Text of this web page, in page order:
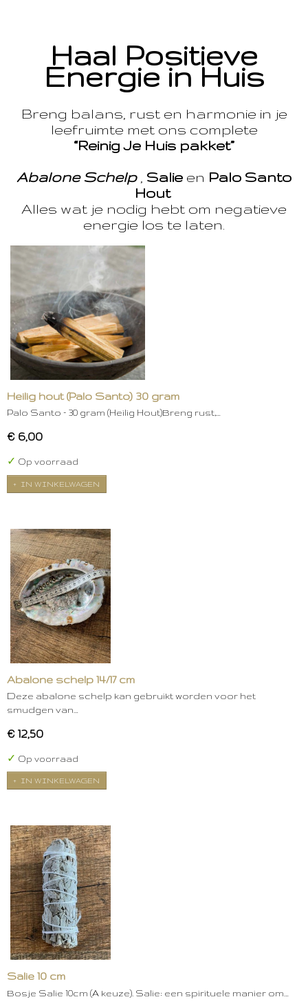
Haal Positieve
Energie in Huis
Breng balans, rust en harmonie in je
leefruimte met ons complete
“Reinig Je Huis pakket”
Abalone Schelp, Salie en Palo Santo
Hout
Alles wat je nodig hebt om negatieve
energie los te laten.
Heilig hout (Palo Santo) 30 gram
Palo Santo – 30 gram (Heilig Hout)Breng rust,…
€ 6,00
✓ Op voorraad
IN WINKELWAGEN
Abalone schelp 14/17 cm
Deze abalone schelp kan gebruikt worden voor het
smudgen van…
€ 12,50
✓ Op voorraad
IN WINKELWAGEN
Salie 10 cm
Bosje Salie 10cm (A keuze). Salie: een spirituele manier om…